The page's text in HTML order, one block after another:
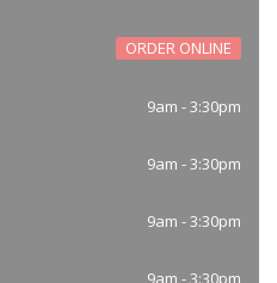
ORDER ONLINE
9am - 3:30pm
9am - 3:30pm
9am - 3:30pm
9am - 3:30pm